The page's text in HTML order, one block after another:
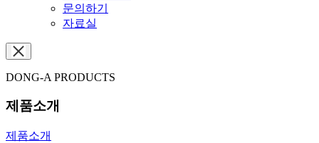
문의하기
자료실
DONG-A PRODUCTS
제품소개
제품소개